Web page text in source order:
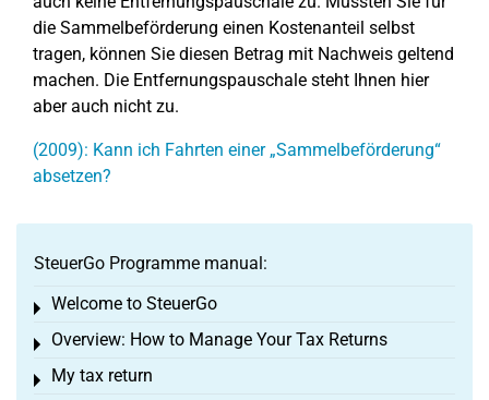
die Sammelbeförderung einen Kostenanteil selbst
tragen, können Sie diesen Betrag mit Nachweis geltend
machen. Die Entfernungspauschale steht Ihnen hier
aber auch nicht zu.
(2009): Kann ich Fahrten einer „Sammelbeförderung“
absetzen?
SteuerGo Programme manual:
Welcome to SteuerGo
Toggle menu
Overview: How to Manage Your Tax Returns
Toggle menu
My tax return
Toggle menu